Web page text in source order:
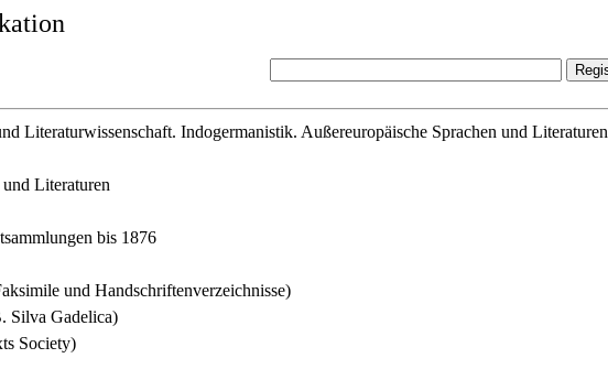
Literaturwissenschaft. Indogermanistik. Außereuropäische Sprachen und Literaturen
Literaturen
bis 1876
und Handschriftenverzeichnisse)
Silva Gadelica)
Society)